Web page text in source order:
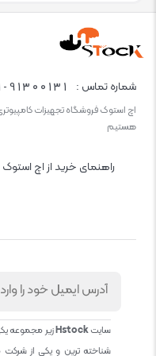
شماره تماس : 91300131
اچ استوک فروشگاه تجهیزات
هستیم
راهنمای خرید از اچ استوک
سایتHstockزیر مجموعه